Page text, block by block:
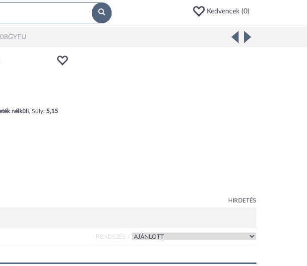
Kedvencek (0)
nélküli, Súly: 5,15
HIRDETÉS
RENDEZÉS /